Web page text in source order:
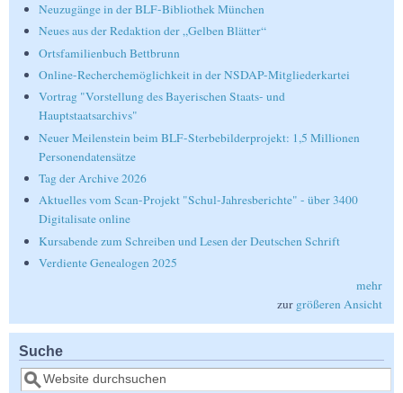
Neuzugänge in der BLF-Bibliothek München
Neues aus der Redaktion der „Gelben Blätter“
Ortsfamilienbuch Bettbrunn
Online-Recherchemöglichkeit in der NSDAP-Mitgliederkartei
Vortrag "Vorstellung des Bayerischen Staats- und
Hauptstaatsarchivs"
Neuer Meilenstein beim BLF-Sterbebilderprojekt: 1,5 Millionen
Personendatensätze
Tag der Archive 2026
Aktuelles vom Scan-Projekt "Schul-Jahresberichte" - über 3400
Digitalisate online
Kursabende zum Schreiben und Lesen der Deutschen Schrift
Verdiente Genealogen 2025
mehr
zur größeren Ansicht
Suche
Suche